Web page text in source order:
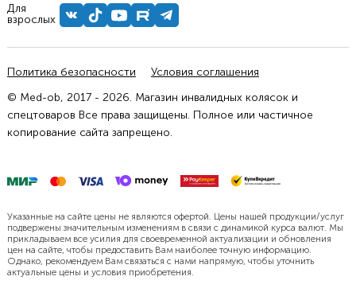
Для
взрослых
Политика безопасности
Условия соглашения
© Med-ob, 2017 - 2026. Магазин инвалидных колясок и
спецтоваров Все права защищены. Полное или частичное
копирование сайта запрещено.
Указанные на сайте цены не являются офертой. Цены нашей продукции/услуг
подвержены значительным изменениям в связи с динамикой курса валют. Мы
прикладываем все усилия для своевременной актуализации и обновления
цен на сайте, чтобы предоставить Вам наиболее точную информацию.
Однако, рекомендуем Вам связаться с нами напрямую, чтобы уточнить
актуальные цены и условия приобретения.